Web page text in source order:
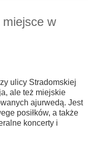
w
ulicy Stradomskiej
ale też miejskie
ajurwedą. Jest
posiłków, a także
koncerty i